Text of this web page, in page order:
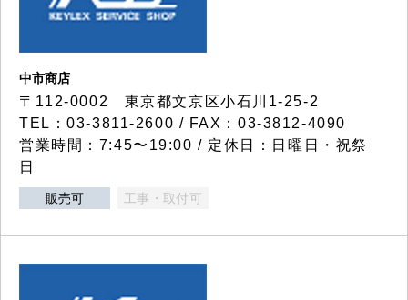
中市商店
〒112-0002 東京都文京区小石川1-25-2
TEL：03-3811-2600 / FAX：03-3812-4090
営業時間：7:45〜19:00 / 定休日：日曜日・祝祭
日
販売可 工事・取付可